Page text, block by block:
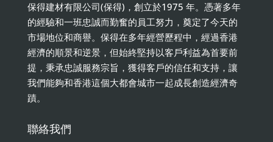
保得建材有限公司(保得)，創立於1975 年。憑著多年
的經驗和一班忠誠而勤奮的員工努力，奠定了今天的
市場地位和商譽。保得在多年經營歷程中，經過香港
經濟的順景和逆景，但始終堅持以客戶利益為首要前
提，秉承忠誠服務宗旨，獲得客戶的信任和支持，讓
我們能夠和香港這個大都會城市一起成長創造經濟奇
蹟。
聯絡我們